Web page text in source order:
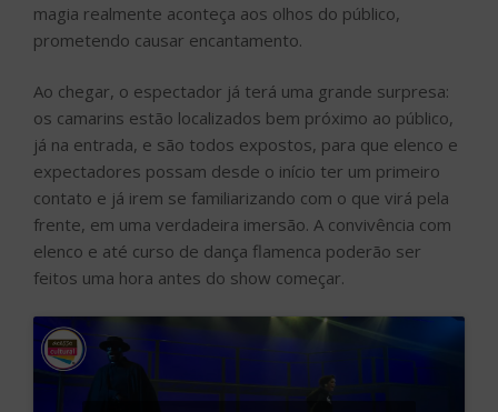
magia realmente aconteça aos olhos do público,
prometendo causar encantamento.
Ao chegar, o espectador já terá uma grande surpresa:
os camarins estão localizados bem próximo ao público,
já na entrada, e são todos expostos, para que elenco e
expectadores possam desde o início ter um primeiro
contato e já irem se familiarizando com o que virá pela
frente, em uma verdadeira imersão. A convivência com
elenco e até curso de dança flamenca poderão ser
feitos uma hora antes do show começar.